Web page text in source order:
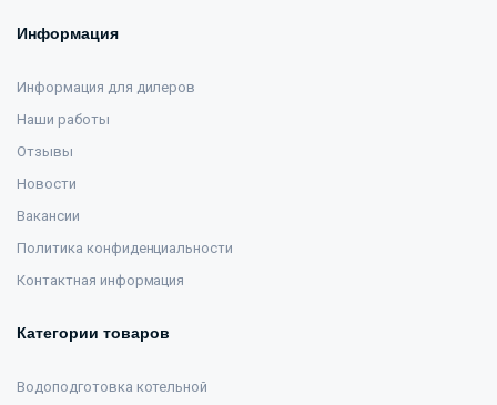
Информация
Информация для дилеров
Наши работы
Отзывы
Новости
Вакансии
Политика конфиденциальности
Контактная информация
Категории товаров
Водоподготовка котельной